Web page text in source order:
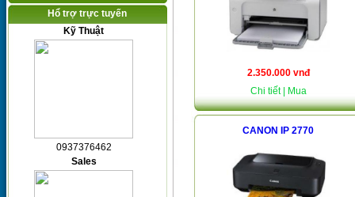
Hổ trợ trực tuyến
Kỹ Thuật
0937376462
Sales
2.350.000 vnđ
Chi tiết
| Mua
CANON IP 2770